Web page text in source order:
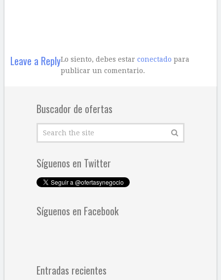
Leave a ReplyLo siento, debes estar conectado para
publicar un comentario.
Buscador de ofertas
Síguenos en Twitter
Síguenos en Facebook
Entradas recientes